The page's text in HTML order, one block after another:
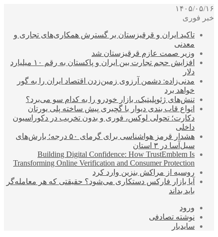
۱۴۰۵/۰۵/۱۶
خبر فوری
تاکید ایران و قرقیزستان بر گسترش همکاری‌های تجاری و
معدنی
وزیر صمت عازم قرقیزستان شد
افزایش حجم تجارت بین ایران و پاکستان به رقم ۱۰ میلیارد
دلار
مدنی‌زاده: دشمن آرزوی زمین‌زدن اقتصاد ایران را به گور
خواهد برد
تنش‌های ژئوپلیتیک، بازار خودرو را به کدام سو می‌برد؟
انواع قاب بندی دیوار با گچبری پیش ساخته پلی یورتان
دکارت؛ تحولی لوکس، فوری و بدون تخریب در دکوراسیون
داخلی
هشدار قرمز هواشناسی برای گرمای ۵۰ درجه؛ بارش‌های
سیل‌آسا در ۳ استان
Building Digital Confidence: How TrustEmblem Is
Transforming Online Verification and Consumer Protection
روسیه از مراکش بنزین وارد کرد
آیا بازار فارکس دستکاری می‌شود؟ حقیقتی که هر معامله‌گر
باید بداند
ورود
نوشته تصادفی
سایدبار